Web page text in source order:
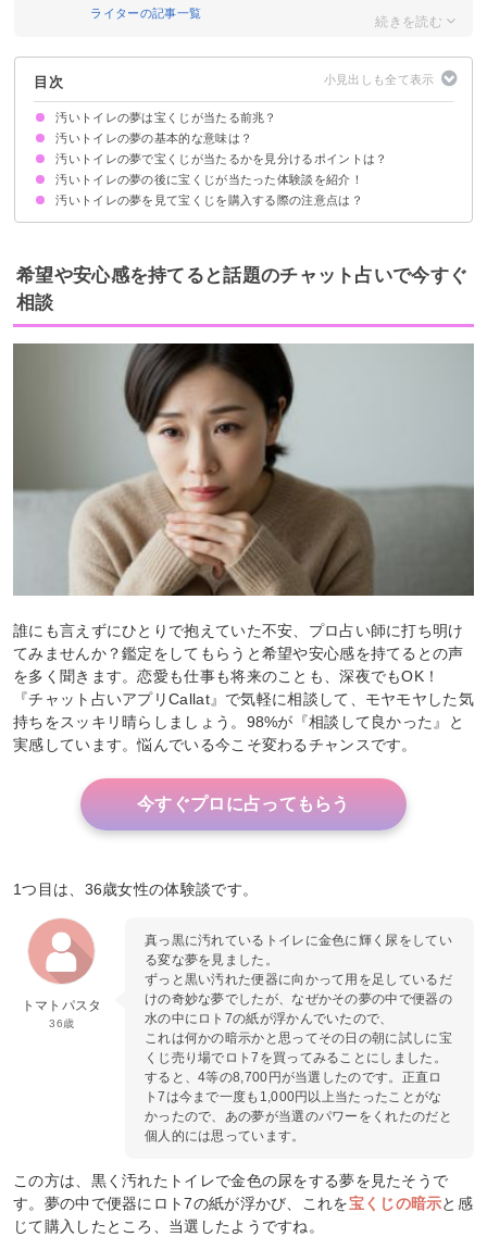
ライターの記事一覧
目次
汚いトイレの夢は宝くじが当たる前兆？
汚いトイレの夢の基本的な意味は？
全体的な運気上昇の暗示
ただし夢の内容次第では金運が下がっているかも
汚いトイレの夢で宝くじが当たるかを見分けるポイントは？
①汚いトイレを掃除しているかどうか
②汚いトイレで用を足しているかどうか
③汚いトイレに排泄物があるかどうか
汚いトイレの夢の後に宝くじが当たった体験談を紹介！
体験談①汚れたトイレに尿をする夢
体験談②汚いトイレで用を足す夢
体験談③汚いトイレから汚物が溢れている夢
汚いトイレの夢を見て宝くじを購入する際の注意点は？
汚いトイレの夢を見たら宝くじはなるべく早く買うべき
金運が下がるので夢の内容は人に話さない
希望や安心感を持てると話題のチャット占いで今すぐ
相談
誰にも言えずにひとりで抱えていた不安、プロ占い師に打ち明け
てみませんか？鑑定をしてもらうと希望や安心感を持てるとの声
を多く聞きます。恋愛も仕事も将来のことも、深夜でもOK！
『チャット占いアプリCallat』で気軽に相談して、モヤモヤした気
持ちをスッキリ晴らしましょう。98%が『相談して良かった』と
実感しています。悩んでいる今こそ変わるチャンスです。
今すぐプロに占ってもらう
1つ目は、36歳女性の体験談です。
トマトパスタ
36歳
真っ黒に汚れているトイレに金色に輝く尿をしてい
る変な夢を見ました。
ずっと黒い汚れた便器に向かって用を足しているだ
けの奇妙な夢でしたが、なぜかその夢の中で便器の
水の中にロト7の紙が浮かんでいたので、
これは何かの暗示かと思ってその日の朝に試しに宝
くじ売り場でロト7を買ってみることにしました。
すると、4等の8,700円が当選したのです。正直ロ
ト7は今まで一度も1,000円以上当たったことがな
かったので、あの夢が当選のパワーをくれたのだと
個人的には思っています。
この方は、黒く汚れたトイレで金色の尿をする夢を見たそうで
す。夢の中で便器にロト7の紙が浮かび、これを宝くじの暗示と感
じて購入したところ、当選したようですね。